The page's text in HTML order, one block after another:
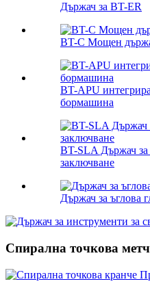
Държач за BT-ER
BT-C Мощен
BT-APU
бормашина
BT-SLA Държач за
заключване
Държач за ъглова
Спирална точкова